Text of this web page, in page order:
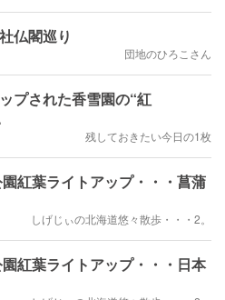
仏閣巡り
団地のひろこさん
プされた香雪園の“紅
残しておきたい今日の1枚
紅葉ライトアップ・・・菖蒲
しげじぃの北海道悠々散歩・・・2。
紅葉ライトアップ・・・日本